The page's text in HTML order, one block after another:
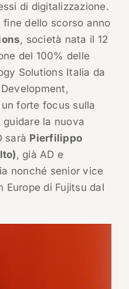
di digitalizzazione.
dello scorso anno
, società nata il 12
del 100% delle
Solutions Italia da
forte focus sulla
la nuova
sarà Pierfilippo
, già AD e
nonché senior vice
Europe di Fujitsu dal